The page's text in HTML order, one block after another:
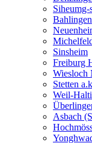
Siheumg-
Bahlingen
Sinsheim
Freiburg
Wiesloch
Stetten
Weil-
Asbach